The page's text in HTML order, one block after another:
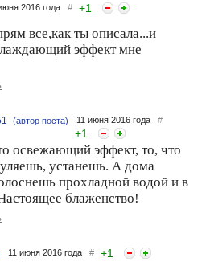
2016 года # +1
все,как ты описала...и
эффект мне
(автор поста) 11 июня 2016 года #
+1
освежающий эффект, то, что
устанешь. А дома
прохладной водой и в
блаженство!
11 июня 2016 года # +1